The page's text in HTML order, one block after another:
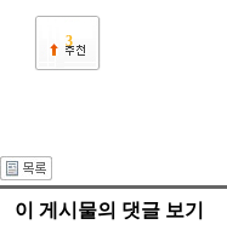
3
이 게시물의 댓글 보기